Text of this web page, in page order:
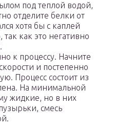
под теплой водой,
отделите белки от
хотя бы с каплей
так как это негативно
к процессу. Начните
и постепенно
Процесс состоит из
На минимальной
жидкие, но в них
смесь